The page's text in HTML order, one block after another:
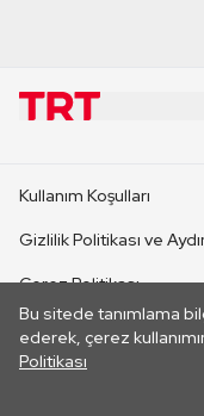
Bu sitede tanımlama
ederek, çerez
Politikası
CANLI YAYINLAR
Kullanım Koşulları
Gizlilik Politikası ve
Çerez Politikası
İletişim
Her hakkı saklıdır.